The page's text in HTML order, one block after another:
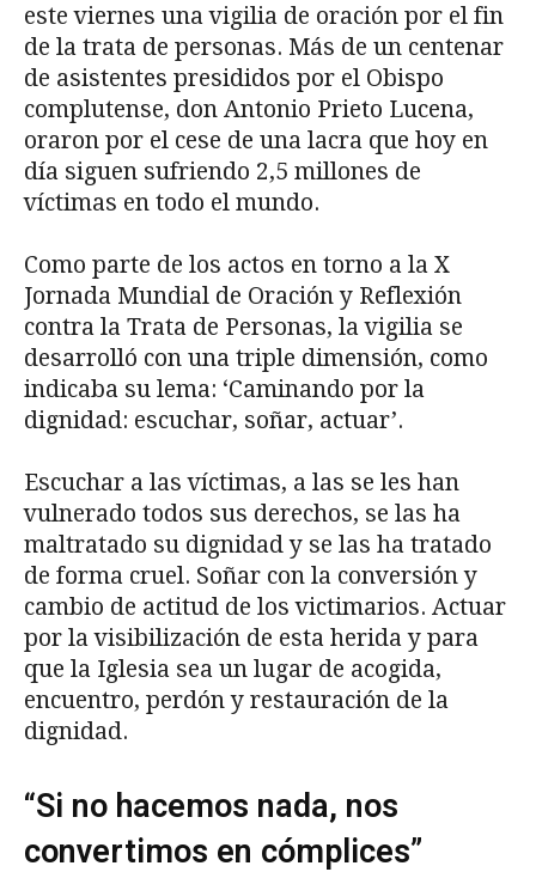
este viernes una vigilia de oración por el fin
de la trata de personas. Más de un centenar
de asistentes presididos por el Obispo
complutense, don Antonio Prieto Lucena,
oraron por el cese de una lacra que hoy en
día siguen sufriendo 2,5 millones de
víctimas en todo el mundo.
Como parte de los actos en torno a la X
Jornada Mundial de Oración y Reflexión
contra la Trata de Personas, la vigilia se
desarrolló con una triple dimensión, como
indicaba su lema: ‘Caminando por la
dignidad: escuchar, soñar, actuar’.
Escuchar a las víctimas, a las se les han
vulnerado todos sus derechos, se las ha
maltratado su dignidad y se las ha tratado
de forma cruel. Soñar con la conversión y
cambio de actitud de los victimarios. Actuar
por la visibilización de esta herida y para
que la Iglesia sea un lugar de acogida,
encuentro, perdón y restauración de la
dignidad.
“Si no hacemos nada, nos
convertimos en cómplices”